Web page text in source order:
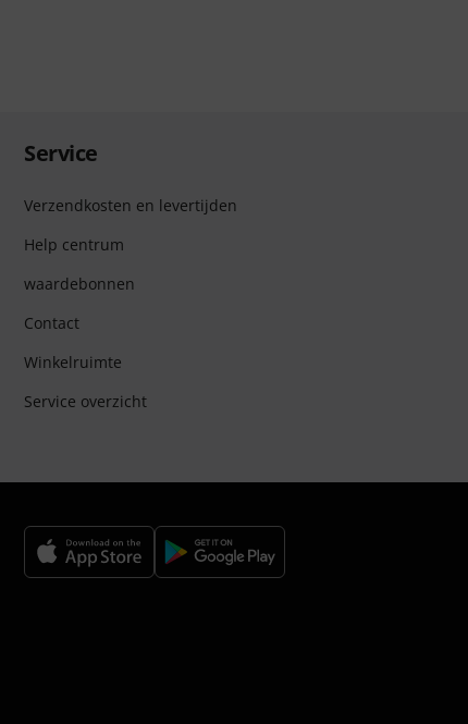
Service
Verzendkosten en levertijden
Help centrum
waardebonnen
Contact
Winkelruimte
Service overzicht